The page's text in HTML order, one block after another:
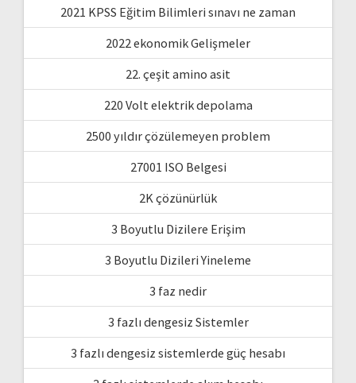
2021 KPSS Eğitim Bilimleri sınavı ne zaman
2022 ekonomik Gelişmeler
22. çeşit amino asit
220 Volt elektrik depolama
2500 yıldır çözülemeyen problem
27001 ISO Belgesi
2K çözünürlük
3 Boyutlu Dizilere Erişim
3 Boyutlu Dizileri Yineleme
3 faz nedir
3 fazlı dengesiz Sistemler
3 fazlı dengesiz sistemlerde güç hesabı